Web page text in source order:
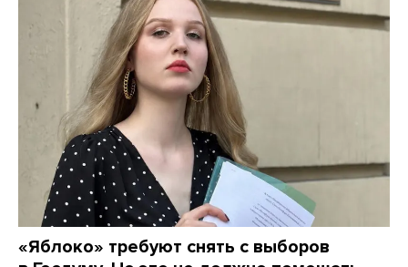
«Яблоко» требуют снять с выборов